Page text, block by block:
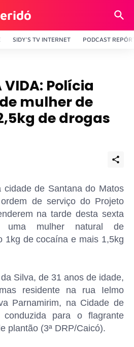
SIDY'S TV INTERNET PODCAST
VIDA: Polícia
mulher de
de drogas
cidade de Santana do Matos
de serviço do Projeto
na tarde desta sexta
uma mulher natural de
1kg de cocaína e mais 1,5kg
Silva, de 31 anos de idade,
residente na rua Ielmo
Parnamirim, na Cidade de
conduzida para o flagrante
plantão (3ª DRP/Caicó).